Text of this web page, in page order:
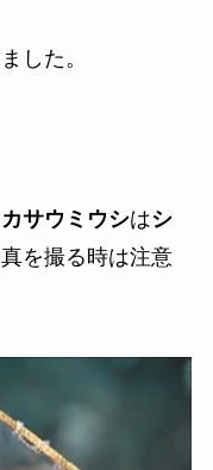
した。
サウミウシはシ
を撮る時は注意